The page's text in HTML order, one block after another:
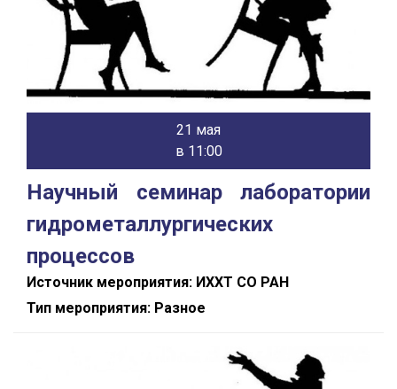
21 мая
в 11:00
Научный семинар лаборатории
гидрометаллургических
процессов
Источник мероприятия: ИХХТ СО РАН
Тип мероприятия: Разное